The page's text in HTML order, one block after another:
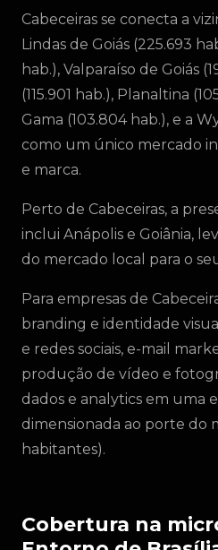
Cabeceiras se conecta a
Lindas de Goiás (225.693
hab.), Valparaíso de Goiás
(115.901 hab.), Planaltina
Gama (103.804 hab.), e a
como um único mercado
e marca.
Perto de Cabeceiras, a
inclui Anápolis e Goiânia,
do mercado local para o
Para empresas de
branding e identidade
e redes sociais, e-mail
produção de vídeo e
dados e analytics em uma
dimensionada ao porte do
habitantes).
Cobertura na